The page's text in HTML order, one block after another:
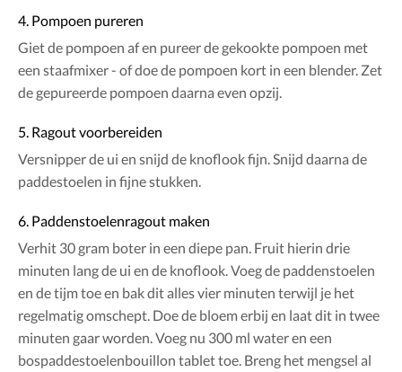
4. Pompoen pureren
Giet de pompoen af en pureer de gekookte pompoen met
een staafmixer - of doe de pompoen kort in een blender. Zet
de gepureerde pompoen daarna even opzij.
5. Ragout voorbereiden
Versnipper de ui en snijd de knoflook fijn. Snijd daarna de
paddestoelen in fijne stukken.
6. Paddenstoelenragout maken
Verhit 30 gram boter in een diepe pan. Fruit hierin drie
minuten lang de ui en de knoflook. Voeg de paddenstoelen
en de tijm toe en bak dit alles vier minuten terwijl je het
regelmatig omschept. Doe de bloem erbij en laat dit in twee
minuten gaar worden. Voeg nu 300 ml water en een
bospaddestoelenbouillon tablet toe. Breng het mengsel al